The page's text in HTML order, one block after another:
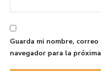
Guarda mi nombre,
navegador para la